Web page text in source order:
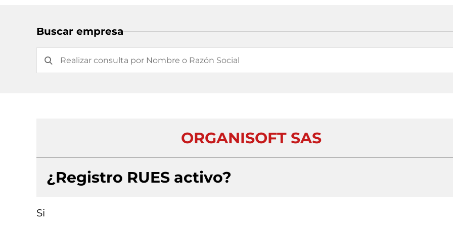
Buscar empresa
ORGANISOFT SAS
¿Registro RUES activo?
Si